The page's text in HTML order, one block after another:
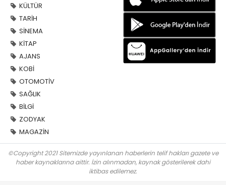
KÜLTÜR
TARİH
SİNEMA
KİTAP
AJANS
KOBİ
OTOMOTİV
SAĞLIK
BİLGİ
ZODYAK
MAGAZİN
©Copyright 2021 Sitemizde yayınlanan haberlerin telif hakları gazete ve
haber kaynaklarına aittir. İzin alınmadan, kaynak gösterilerek dahi
iktibas edilemez.